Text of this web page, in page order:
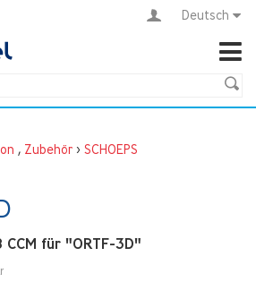
Deutsch
, Zubehör > SCHOEPS
für "ORTF-3D"